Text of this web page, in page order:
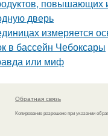
повышающих
дверь
измеряется
в бассейн Чебоксары
или миф
Обратная связь
Копирование разрешено при указании